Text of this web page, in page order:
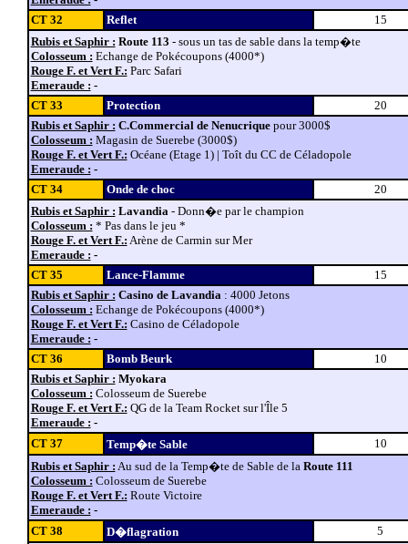
CT 32
Reflet
15
Rubis et Saphir : Route 113 - sous un tas de sable dans la temp�te
Colosseum : Echange de Pokécoupons (4000*)
Rouge F. et Vert F.: Parc Safari
Emeraude : -
CT 33
Protection
20
Rubis et Saphir : C.Commercial de Nenucriquepour 3000$
Colosseum : Magasin de Suerebe (3000$)
Rouge F. et Vert F.: Océane (Etage 1) | Toît du CC de Céladopole
Emeraude : -
CT 34
Onde de choc
20
Rubis et Saphir : Lavandia- Donn�e par le champion
Colosseum : * Pas dans le jeu *
Rouge F. et Vert F.: Arène de Carmin sur Mer
Emeraude : -
CT 35
Lance-Flamme
15
Rubis et Saphir : Casino de Lavandia: 4000 Jetons
Colosseum : Echange de Pokécoupons (4000*)
Rouge F. et Vert F.: Casino de Céladopole
Emeraude : -
CT 36
Bomb Beurk
10
Rubis et Saphir : Myokara
Colosseum : Colosseum de Suerebe
Rouge F. et Vert F.: QG de la Team Rocket sur l'Île 5
Emeraude : -
CT 37
Temp�te Sable
10
Rubis et Saphir : Au sud de la Temp�te de Sable de la Route 111
Colosseum : Colosseum de Suerebe
Rouge F. et Vert F.: Route Victoire
Emeraude : -
CT 38
D�flagration
5